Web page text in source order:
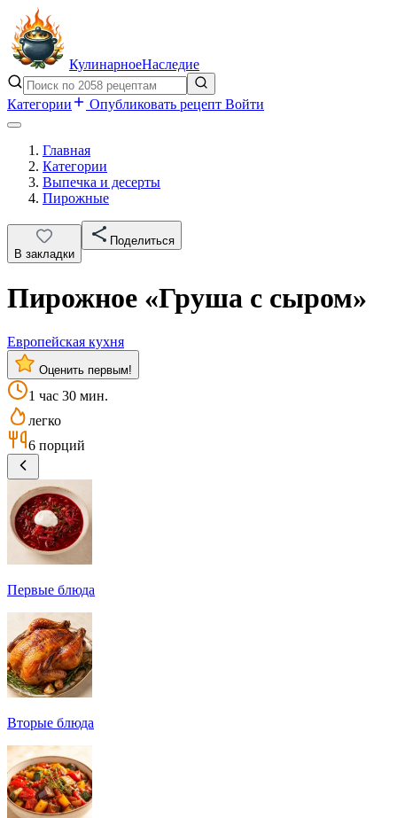
КулинарноеНаследие
Категории Опубликовать рецепт Войти
Главная
Категории
Выпечка и десерты
Пирожные
В закладки
Поделиться
Пирожное «Груша с сыром»
Европейская кухня
Оценить первым!
1 час 30 мин.
легко
6 порций
Первые блюда
Вторые блюда